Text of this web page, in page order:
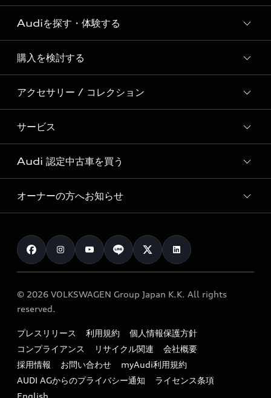
Audi ブランド
Story of Progress
Audi Sport
Formula 1®
デジタルサービス
Audiを探す・体験する
ディーラー検索
新車在庫検索
試乗車・展示車検索
見積り依頼
試乗予約
購入を検討する
モデル一覧
特別仕様モデル / 限定モデル
e-tronラインアップ
価格シミュレーション
車両比較
カタログ一覧
アクセサリー / コレクション
純正アクセサリー
オンラインショップ
Audi collection
アウディナビアプリ
サービス
サービス入庫予約
サービスプログラム
メンテナンス
車検 / 定期点検
e-tronアフターサポート
myAudi
Audi 認定中古車を買う
Audi認定中古車
クオリティ
保証
メンテナンス
ファイナンス
キャンペーン / イベント
買取査定
オーナーの方へお知らせ
お知らせ
オーナー様向けキャンペーン
特定整備適用車一覧
リサイクル法
よくある質問（FAQ）
© 2026 VOLKSWAGEN Group Japan K.K. All rights
reserved.
プレスリリース 利用規約
個人情報保護方針
コンプライアンス
リサイクル関連
会社概要
採用情報
お問い合わせ
myAudi利用規約
AUDI AGからのプライバシー通知
ライセンス条項
English